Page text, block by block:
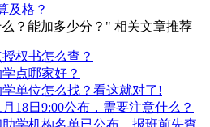
及格？
？能加多少分？" 相关文章推荐
权书怎么查？
点哪家好？
单位怎么找？看这就对了!
18日9:00公布，需要注意什么？
学机构名单已公布，报班前先查